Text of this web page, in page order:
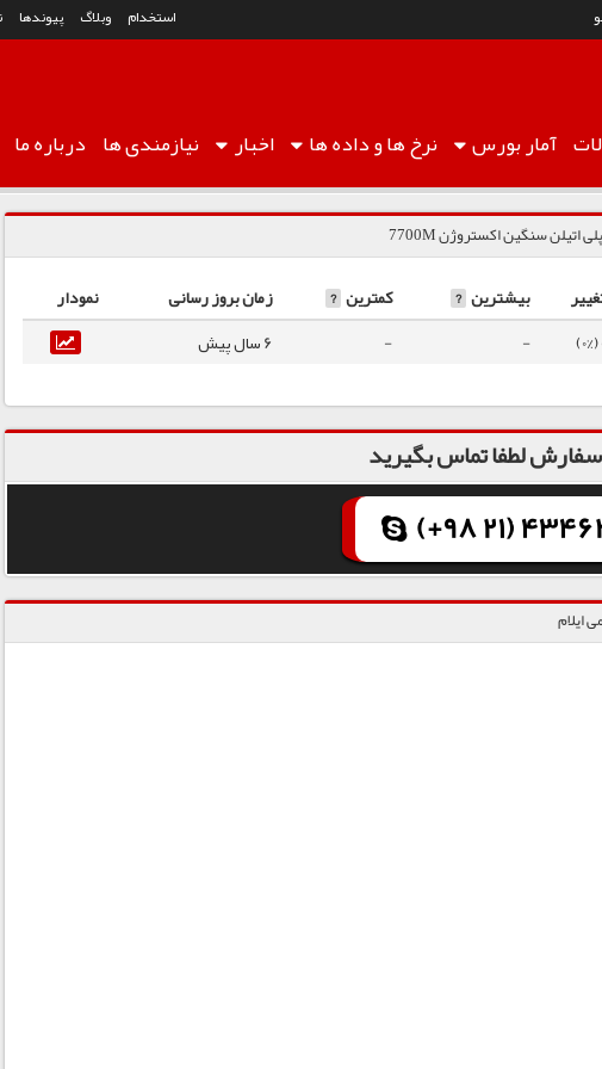
استخدام وبلاگ پیوندها
آماربورس نرخ هاو داده ها اخبار نیازمندی ها درباره ما
پلی اتیلن سنگین اکستروژن 7700M
بیشترین ? کمترین ? زمان بروز رسانی
نمودار
-
- 6 سال پیش
لطفا تماس بگیرید
(+98 21)